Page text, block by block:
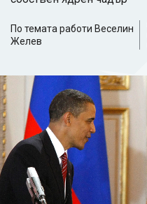
По темата работи Веселин
Желев